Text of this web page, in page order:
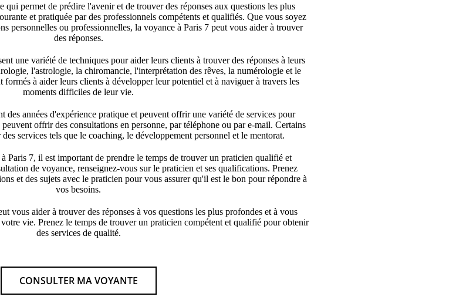
qui permet de prédire l'avenir et de trouver des réponses aux questions les plus
et pratiquée par des professionnels compétents et qualifiés. Que vous soyez
personnelles ou professionnelles, la voyance à Paris 7 peut vous aider à trouver
des réponses.
une variété de techniques pour aider leurs clients à trouver des réponses à leurs
l'astrologie, la chiromancie, l'interprétation des rêves, la numérologie et le
à aider leurs clients à développer leur potentiel et à naviguer à travers les
moments difficiles de leur vie.
des années d'expérience pratique et peuvent offrir une variété de services pour
offrir des consultations en personne, par téléphone ou par e-mail. Certains
services tels que le coaching, le développement personnel et le mentorat.
Paris 7, il est important de prendre le temps de trouver un praticien qualifié et
de voyance, renseignez-vous sur le praticien et ses qualifications. Prenez
et des sujets avec le praticien pour vous assurer qu'il est le bon pour répondre à
vos besoins.
vous aider à trouver des réponses à vos questions les plus profondes et à vous
vie. Prenez le temps de trouver un praticien compétent et qualifié pour obtenir
des services de qualité.
CONSULTER MA VOYANTE